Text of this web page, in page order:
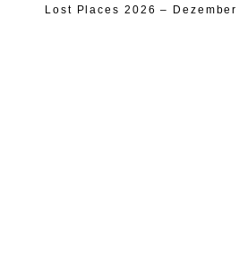
Lost Places 2026 – Dezember